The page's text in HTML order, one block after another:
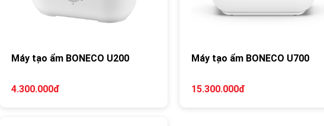
Máy tạo ẩm BONECO U200
4.300.000đ
Máy tạo ẩm BONECO U700
15.300.000đ